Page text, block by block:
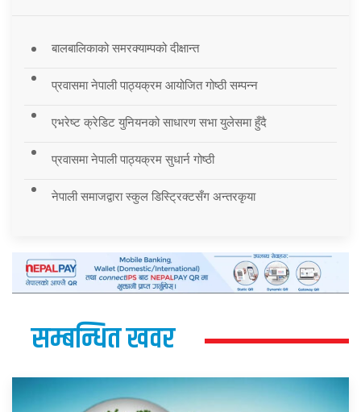
बालबालिकाको समरक्याम्पको दीक्षान्त
प्रवासमा नेपाली पाठ्यक्रम आयोजित गोष्ठी सम्पन्न
एभरेष्ट क्रेडिट युनियनको साधारण सभा युलेसमा हुँदै
प्रवासमा नेपाली पाठ्यक्रम सुधार्न गोष्ठी
नेपाली समाजद्वारा स्कुल डिस्ट्रिक्टसँग अन्तरकृया
सम्बन्धित खवर